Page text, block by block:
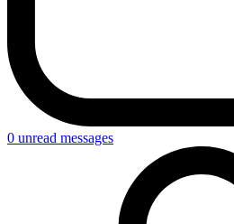
0 unread messages